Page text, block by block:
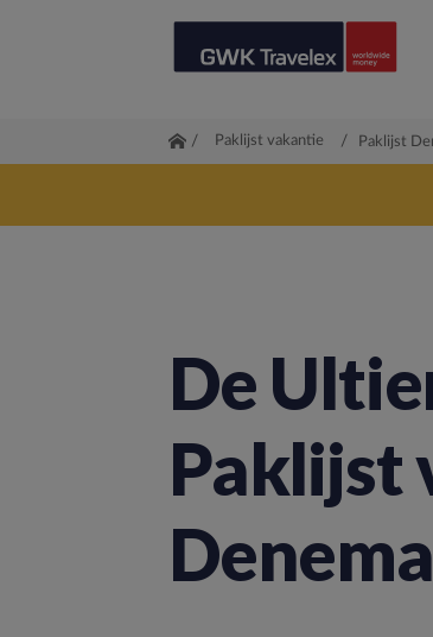
/ Paklijst vakantie / Paklijst
De
Paklijst